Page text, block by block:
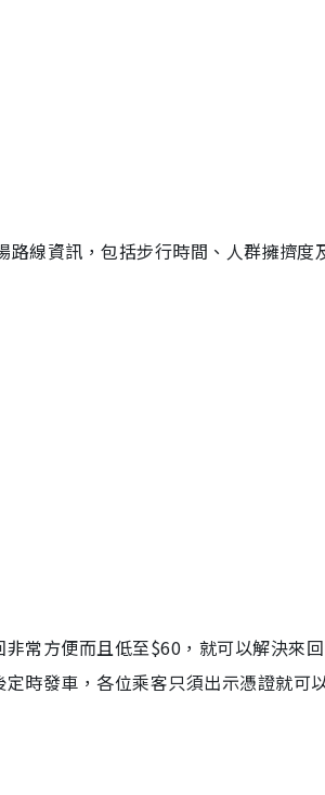
線資訊，包括步行時間、人群擁擠度
常方便而且低至$60，就可以解決來
時發車，各位乘客只須出示憑證就可